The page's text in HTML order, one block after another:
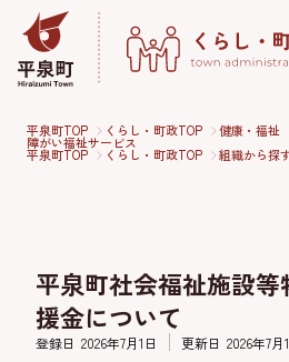
平泉町TOP くらし・町政TOP 健康・福祉
障がい福祉サービス
平泉町TOP くらし・町政TOP 組織から探
平泉町社会福祉施設
援金について
登録日 2026年7月1日 更新日 2026年7月